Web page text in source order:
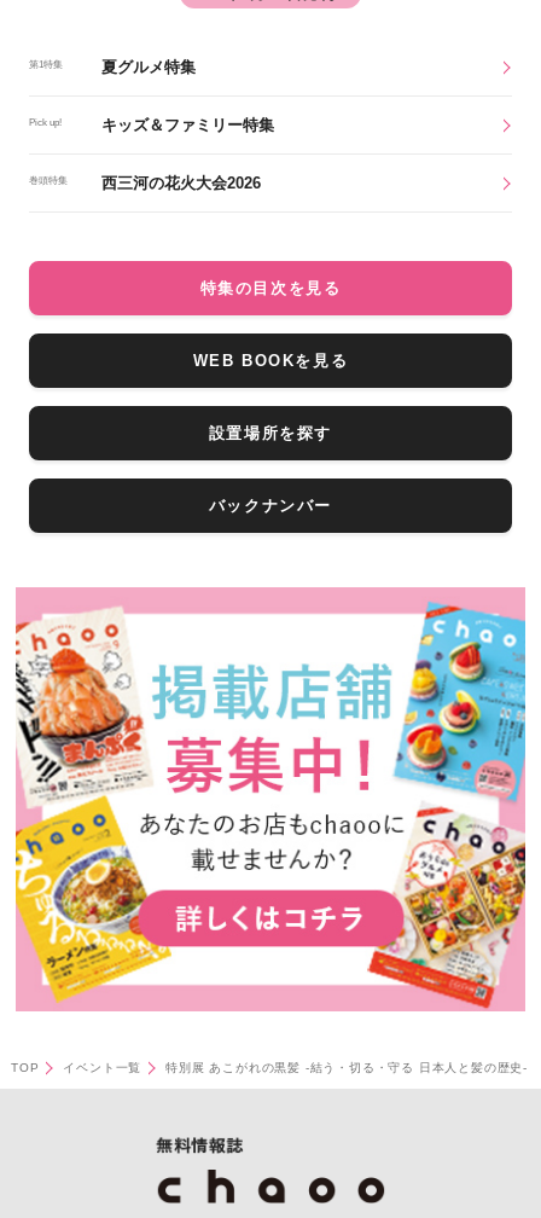
第1特集 夏グルメ特集
Pick up! キッズ＆ファミリー特集
巻頭特集 西三河の花火大会2026
特集の目次を見る
WEB BOOKを見る
設置場所を探す
バックナンバー
TOP イベント一覧 特別展 あこがれの黒髪 -結う・切る・守る 日本人と髪の歴史-